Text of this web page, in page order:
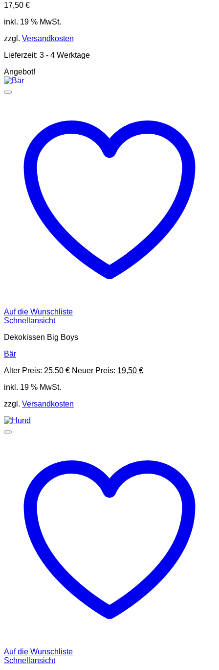
17,50 €
inkl. 19 % MwSt.
zzgl. Versandkosten
Lieferzeit: 3 - 4 Werktage
Angebot!
Auf die Wunschliste
Schnellansicht
Dekokissen Big Boys
Bär
Alter Preis: 25,50€ Ursprünglicher
Neuer Preis: 19,50 €Aktueller
inkl. 19 % MwSt.
zzgl. Versandkosten
Auf die Wunschliste
Schnellansicht